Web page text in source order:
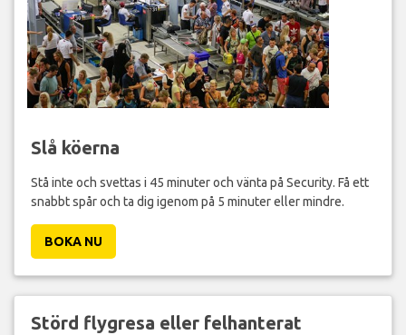
Slå köerna
Stå inte och svettas i 45 minuter och vänta på Security. Få ett
snabbt spår och ta dig igenom på 5 minuter eller mindre.
BOKA NU
Störd flygresa eller felhanterat